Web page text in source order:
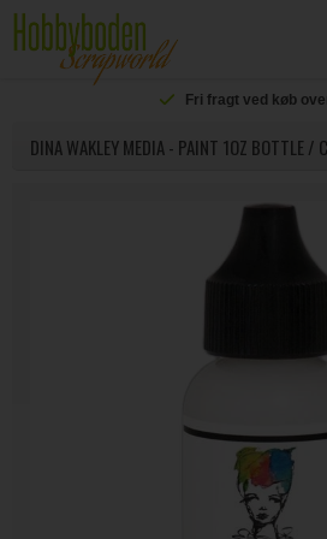
Fri fragt ved køb
DINA WAKLEY MEDIA - PAINT 1OZ BOTTLE /